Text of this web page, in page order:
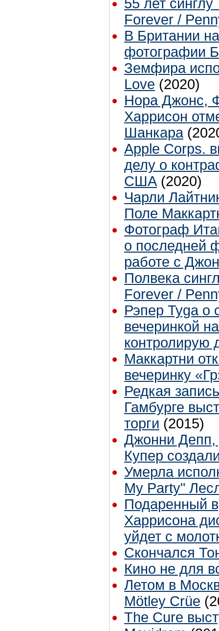
55 лет
Forever /
В Британии
фотографии
Земфира
Love (2020)
Нора Джонс,
Харрисон
Шанкара
Apple Corps.
делу о
США (2020)
Чарли
Поле
Фотограф
о последней
работе с
Полвека
Forever /
Рэпер Tyga о
вечеринкой
контролирую
Маккартни
вечеринку
Редкая
Гамбурге
торги (2015)
Джонни
Купер
Умерла
My Party"
Подаренный
Харрисона
уйдет с
Скончался
Кино не для
Летом в
Mötley Crüe
The Cure